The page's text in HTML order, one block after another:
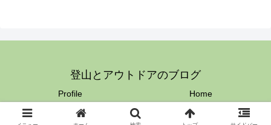
登山とアウトドアのブログ
Profile Home
© 2023 登山とアウトドアのブログ.